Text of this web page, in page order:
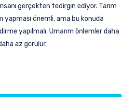
gerçekten tedirgin ediyor. Tarım
yapması önemli, ama bu konuda
yapılmalı. Umarım önlemler daha
az görülür.